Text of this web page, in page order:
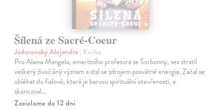
Šílená ze Sacré-Coeur
Jodorowsky Alejandro| Kniha
Pro Alaina Mangela, emeritního profesora ze Sorbonny, sex ztratil
veškerý živočišný význam a stal se zdrojem posvátné energie. Začal se
oblékat do fialové, která je barvou spirituální otevřenosti, a
skoncoval…
Zasielame do 12 dní